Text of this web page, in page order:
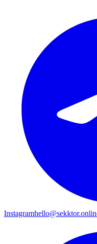
Instagram